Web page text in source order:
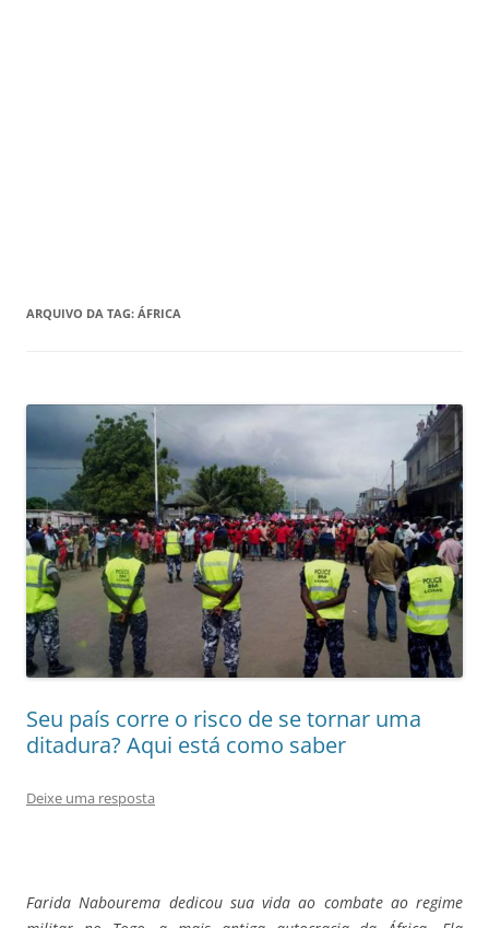
ARQUIVO DA TAG: ÁFRICA
Seu país corre o risco de se tornar uma
ditadura? Aqui está como saber
Deixe uma resposta
Farida Nabourema dedicou sua vida ao combate ao regime